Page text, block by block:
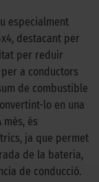
especialment
destacant per
per reduir
a conductors
de combustible
lo en una
és
ja que permet
de la bateria,
de conducció.